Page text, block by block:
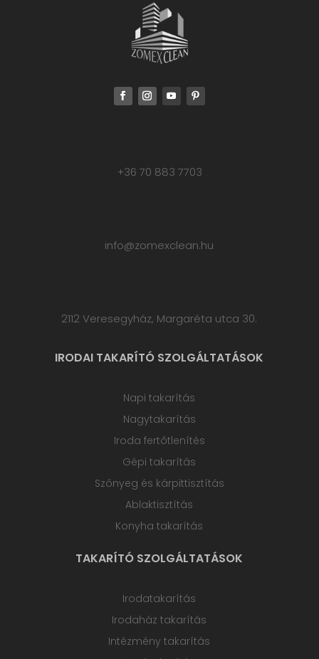
+36 70 883 7703
info@zomexclean.hu
2112 Veresegyház, Margaréta utca 30.
IRODAI TAKARÍTÓ SZOLGÁLTATÁSOK
Napi takarítás
Nagytakarítás
Iroda fertőtlenítés
Gépi takarítás
Szőnyeg és kárpittisztítás
Ablaktisztítás
Konyha takarítás
TAKARÍTÓ SZOLGÁLTATÁSOK
Irodatakarítás
Irodaház takarítás
Intézmény takarítás